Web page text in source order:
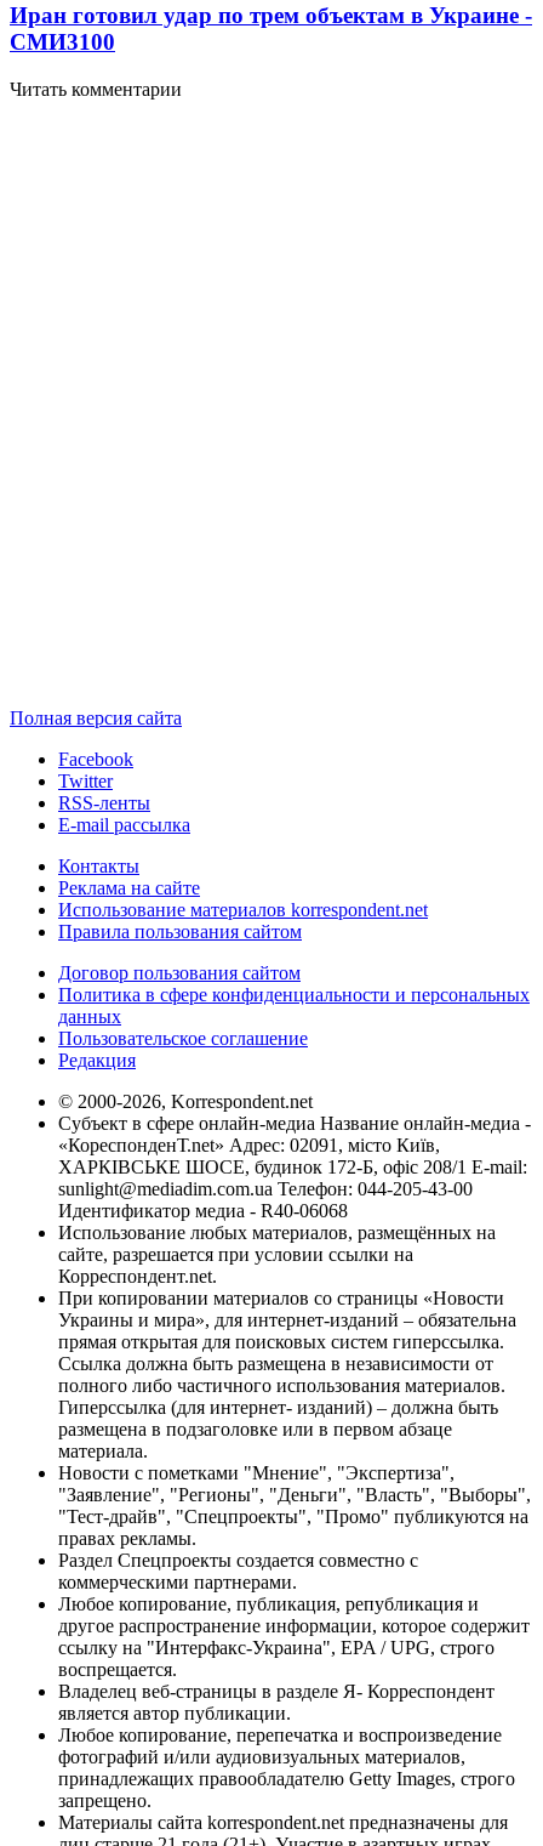
Иран готовил удар по трем объектам в Украине -
СМИ3100
Читать комментарии
Полная версия сайта
Facebook
Twitter
RSS-ленты
E-mail рассылка
Контакты
Реклама на сайте
Использование материалов korrespondent.net
Правила пользования сайтом
Договор пользования сайтом
Политика в сфере конфиденциальности и персональных
данных
Пользовательское соглашение
Редакция
© 2000-2026, Korrespondent.net
Субъект в сфере онлайн-медиа Название онлайн-медиа -
«КореспонденТ.net» Адрес: 02091, місто Київ,
ХАРКІВСЬКЕ ШОСЕ, будинок 172-Б, офіс 208/1 E-mail:
sunlight@mediadim.com.ua Телефон: 044-205-43-00
Идентификатор медиа - R40-06068
Использование любых материалов, размещённых на
сайте, разрешается при условии ссылки на
Корреспондент.net.
При копировании материалов со страницы «Новости
Украины и мира», для интернет-изданий – обязательна
прямая открытая для поисковых систем гиперссылка.
Ссылка должна быть размещена в независимости от
полного либо частичного использования материалов.
Гиперссылка (для интернет- изданий) – должна быть
размещена в подзаголовке или в первом абзаце
материала.
Новости с пометками "Мнение", "Экспертиза",
"Заявление", "Регионы", "Деньги", "Власть", "Выборы",
"Тест-драйв", "Спецпроекты", "Промо" публикуются на
правах рекламы.
Раздел Спецпроекты создается совместно с
коммерческими партнерами.
Любое копирование, публикация, републикация и
другое распространение информации, которое содержит
ссылку на "Интерфакс-Украина", EPA / UPG, строго
воспрещается.
Владелец веб-страницы в разделе Я- Корреспондент
является автор публикации.
Любое копирование, перепечатка и воспроизведение
фотографий и/или аудиовизуальных материалов,
принадлежащих правообладателю Getty Images, строго
запрещено.
Материалы сайта korrespondent.net предназначены для